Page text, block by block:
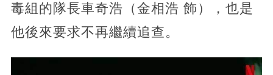
毒組的隊長車奇浩（金相浩 飾），也是
他後來要求不再繼續追查。